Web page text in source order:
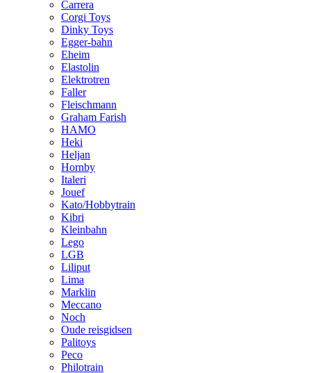
Carrera
Corgi Toys
Dinky Toys
Egger-bahn
Eheim
Elastolin
Elektrotren
Faller
Fleischmann
Graham Farish
HAMO
Heki
Heljan
Hornby
Italeri
Jouef
Kato/Hobbytrain
Kibri
Kleinbahn
Lego
LGB
Liliput
Lima
Marklin
Meccano
Noch
Oude reisgidsen
Palitoys
Peco
Philotrain